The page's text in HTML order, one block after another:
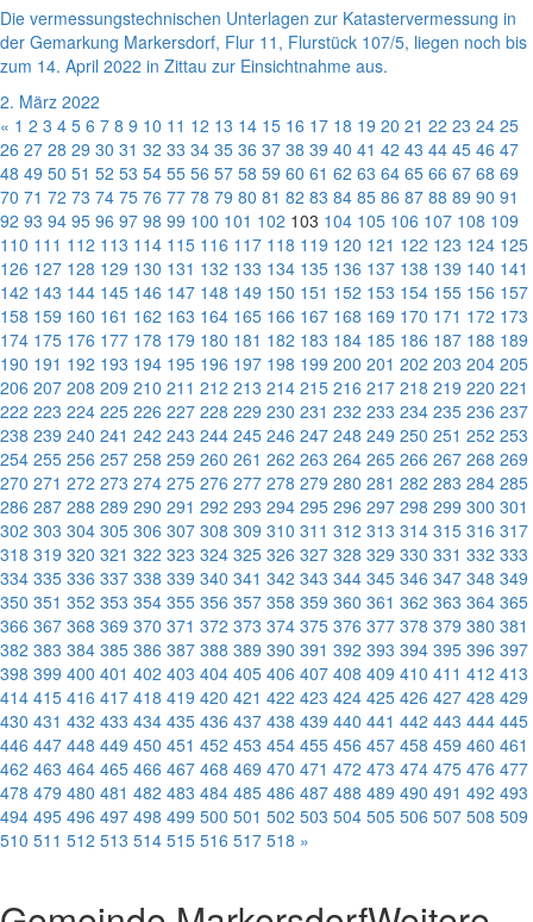
Die vermessungstechnischen Unterlagen zur Katastervermessung in
der Gemarkung Markersdorf, Flur 11, Flurstück 107/5, liegen noch bis
zum 14. April 2022 in Zittau zur Einsichtnahme aus.
2. März 2022
« 1 2 3 4 5 6 7 8 9 10 11 12 13 14 15 16 17 18 19 20 21 22 23 24 25
26 27 28 29 30 31 32 33 34 35 36 37 38 39 40 41 42 43 44 45 46 47
48 49 50 51 52 53 54 55 56 57 58 59 60 61 62 63 64 65 66 67 68 69
70 71 72 73 74 75 76 77 78 79 80 81 82 83 84 85 86 87 88 89 90 91
92 93 94 95 96 97 98 99 100 101 102 103 104 105 106 107 108 109
110 111 112 113 114 115 116 117 118 119 120 121 122 123 124 125
126 127 128 129 130 131 132 133 134 135 136 137 138 139 140 141
142 143 144 145 146 147 148 149 150 151 152 153 154 155 156 157
158 159 160 161 162 163 164 165 166 167 168 169 170 171 172 173
174 175 176 177 178 179 180 181 182 183 184 185 186 187 188 189
190 191 192 193 194 195 196 197 198 199 200 201 202 203 204 205
206 207 208 209 210 211 212 213 214 215 216 217 218 219 220 221
222 223 224 225 226 227 228 229 230 231 232 233 234 235 236 237
238 239 240 241 242 243 244 245 246 247 248 249 250 251 252 253
254 255 256 257 258 259 260 261 262 263 264 265 266 267 268 269
270 271 272 273 274 275 276 277 278 279 280 281 282 283 284 285
286 287 288 289 290 291 292 293 294 295 296 297 298 299 300 301
302 303 304 305 306 307 308 309 310 311 312 313 314 315 316 317
318 319 320 321 322 323 324 325 326 327 328 329 330 331 332 333
334 335 336 337 338 339 340 341 342 343 344 345 346 347 348 349
350 351 352 353 354 355 356 357 358 359 360 361 362 363 364 365
366 367 368 369 370 371 372 373 374 375 376 377 378 379 380 381
382 383 384 385 386 387 388 389 390 391 392 393 394 395 396 397
398 399 400 401 402 403 404 405 406 407 408 409 410 411 412 413
414 415 416 417 418 419 420 421 422 423 424 425 426 427 428 429
430 431 432 433 434 435 436 437 438 439 440 441 442 443 444 445
446 447 448 449 450 451 452 453 454 455 456 457 458 459 460 461
462 463 464 465 466 467 468 469 470 471 472 473 474 475 476 477
478 479 480 481 482 483 484 485 486 487 488 489 490 491 492 493
494 495 496 497 498 499 500 501 502 503 504 505 506 507 508 509
510 511 512 513 514 515 516 517 518 »